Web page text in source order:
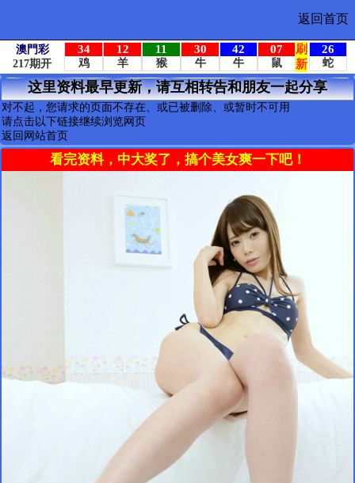
返回首页
这里资料最早更新，请互相转告和朋友一起分享
对不起，您请求的页面不存在、或已被删除、或暂时不可用
请点击以下链接继续浏览网页
返回网站首页
看完资料，中大奖了，搞个美女爽一下吧！